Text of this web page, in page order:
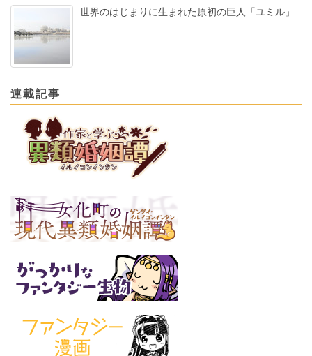
世界のはじまりに生まれた原初の巨人「ユミル」
連載記事